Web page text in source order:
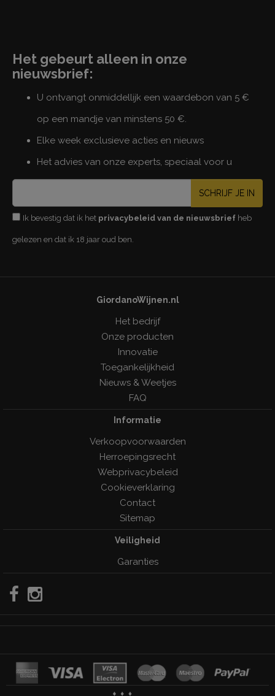
Het gebeurt alleen in onze
nieuwsbrief:
U ontvangt onmiddellijk een waardebon van 5 €
op een mandje van minstens 50 €.
Elke week exclusieve acties en nieuws
Het advies van onze experts, speciaal voor u
SCHRIJF JE IN
Ik bevestig dat ik het privacybeleid van de nieuwsbrief heb
gelezen en dat ik 18 jaar oud ben.
GiordanoWijnen.nl
Het bedrijf
Onze producten
Innovatie
Toegankelijkheid
Nieuws & Weetjes
FAQ
Informatie
Verkoopvoorwaarden
Herroepingsrecht
Webprivacybeleid
Cookieverklaring
Contact
Sitemap
Veiligheid
Garanties